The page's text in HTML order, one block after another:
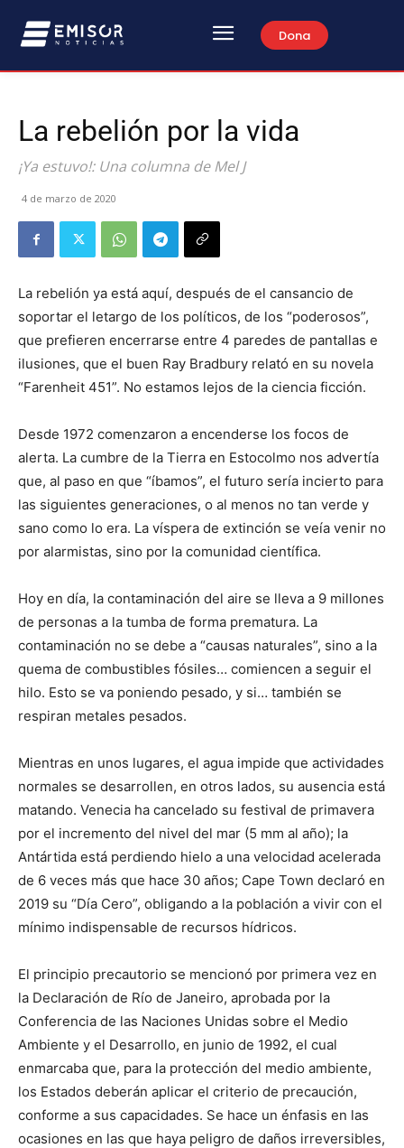
Dona
La rebelión por la vida
¡Ya estuvo!: Una columna de Mel J
4 de marzo de 2020
La rebelión ya está aquí, después de el cansancio de
soportar el letargo de los políticos, de los “poderosos”,
que prefieren encerrarse entre 4 paredes de pantallas e
ilusiones, que el buen Ray Bradbury relató en su novela
“Farenheit 451”. No estamos lejos de la ciencia ficción.
Desde 1972 comenzaron a encenderse los focos de
alerta. La cumbre de la Tierra en Estocolmo nos advertía
que, al paso en que “íbamos”, el futuro sería incierto para
las siguientes generaciones, o al menos no tan verde y
sano como lo era. La víspera de extinción se veía venir no
por alarmistas, sino por la comunidad científica.
Hoy en día, la contaminación del aire se lleva a 9 millones
de personas a la tumba de forma prematura. La
contaminación no se debe a “causas naturales”, sino a la
quema de combustibles fósiles… comiencen a seguir el
hilo. Esto se va poniendo pesado, y si… también se
respiran metales pesados.
Mientras en unos lugares, el agua impide que actividades
normales se desarrollen, en otros lados, su ausencia está
matando. Venecia ha cancelado su festival de primavera
por el incremento del nivel del mar (5 mm al año); la
Antártida está perdiendo hielo a una velocidad acelerada
de 6 veces más que hace 30 años; Cape Town declaró en
2019 su “Día Cero”, obligando a la población a vivir con el
mínimo indispensable de recursos hídricos.
El principio precautorio se mencionó por primera vez en
la Declaración de Río de Janeiro, aprobada por la
Conferencia de las Naciones Unidas sobre el Medio
Ambiente y el Desarrollo, en junio de 1992, el cual
enmarcaba que, para la protección del medio ambiente,
los Estados deberán aplicar el criterio de precaución,
conforme a sus capacidades. Se hace un énfasis en las
ocasiones en las que haya peligro de daños irreversibles,